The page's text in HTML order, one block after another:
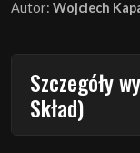
Autor: Wojciech
Szczegóły
Skład)